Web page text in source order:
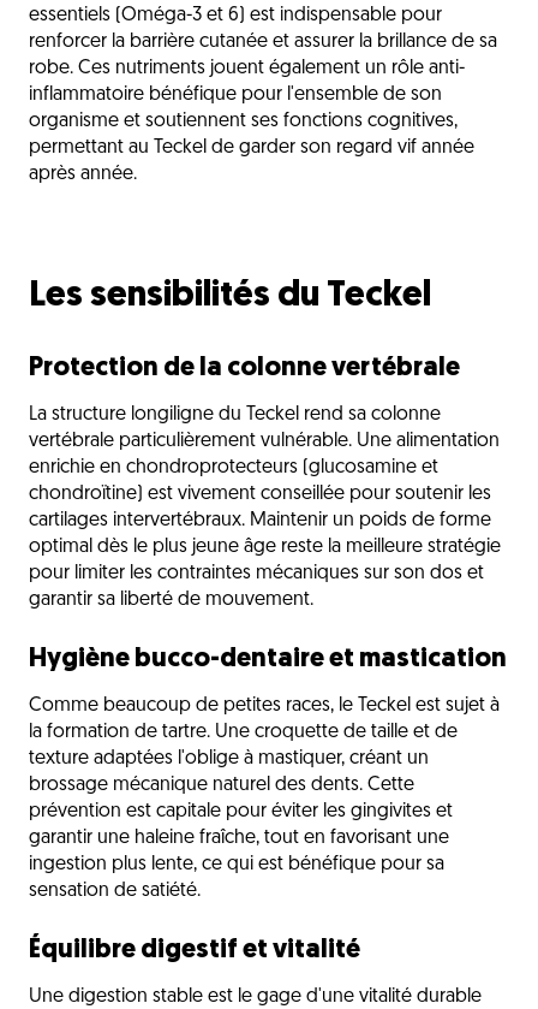
essentiels (Oméga-3 et 6) est indispensable pour
renforcer la barrière cutanée et assurer la brillance de sa
robe. Ces nutriments jouent également un rôle anti-
inflammatoire bénéfique pour l'ensemble de son
organisme et soutiennent ses fonctions cognitives,
permettant au Teckel de garder son regard vif année
après année.
Les sensibilités du Teckel
Protection de la colonne vertébrale
La structure longiligne du Teckel rend sa colonne
vertébrale particulièrement vulnérable. Une alimentation
enrichie en chondroprotecteurs (glucosamine et
chondroïtine) est vivement conseillée pour soutenir les
cartilages intervertébraux. Maintenir un poids de forme
optimal dès le plus jeune âge reste la meilleure stratégie
pour limiter les contraintes mécaniques sur son dos et
garantir sa liberté de mouvement.
Hygiène bucco-dentaire et mastication
Comme beaucoup de petites races, le Teckel est sujet à
la formation de tartre. Une croquette de taille et de
texture adaptées l'oblige à mastiquer, créant un
brossage mécanique naturel des dents. Cette
prévention est capitale pour éviter les gingivites et
garantir une haleine fraîche, tout en favorisant une
ingestion plus lente, ce qui est bénéfique pour sa
sensation de satiété.
Équilibre digestif et vitalité
Une digestion stable est le gage d'une vitalité durable